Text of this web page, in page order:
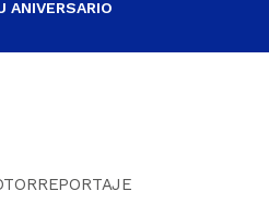
ANIVERSARIO